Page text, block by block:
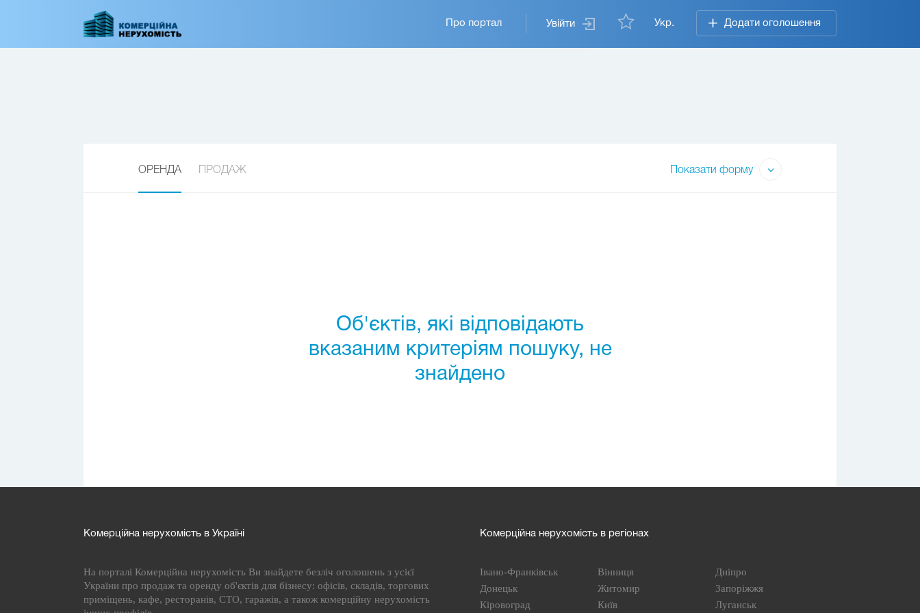
Увійти Укр. Додати оголошення
Основная
навигация
Про портал
ОРЕНДА ПРОДАЖ Показати форму
Об'єктів, які відповідають
вказаним критеріям пошуку, не
знайдено
Комерційна нерухомість в Україні
На порталі Комерційна нерухомість Ви знайдете безліч оголошень з усієї
України про продаж та оренду об'єктів для бізнесу: офісів, складів, торгових
приміщень, кафе, ресторанів, СТО, гаражів, а також комерційну нерухомість
Комерційна нерухомість в регіонах
Івано-Франківськ Вінниця
Дніпро
Донецьк
Житомир
Запоріжжя
Кіровоград
Київ Луганськ